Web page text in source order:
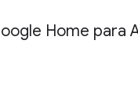
Home para